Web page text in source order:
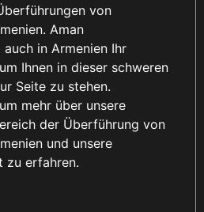
von
Aman
in Armenien Ihr
Ihnen in dieser schweren
Seite zu stehen.
mehr über unsere
der Überführung von
und unsere
zu erfahren.